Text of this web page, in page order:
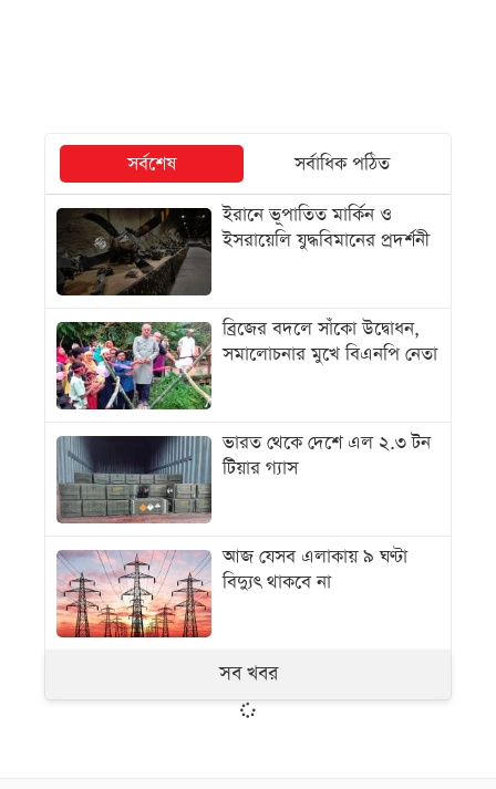
সর্বশেষ
সর্বাধিক পঠিত
ইরানে ভূপাতিত মার্কিন ও
ইসরায়েলি যুদ্ধবিমানের প্রদর্শনী
ব্রিজের বদলে সাঁকো উদ্বোধন,
সমালোচনার মুখে বিএনপি নেতা
ভারত থেকে দেশে এল ২.৩ টন
টিয়ার গ্যাস
আজ যেসব এলাকায় ৯ ঘণ্টা
বিদ্যুৎ থাকবে না
সব খবর